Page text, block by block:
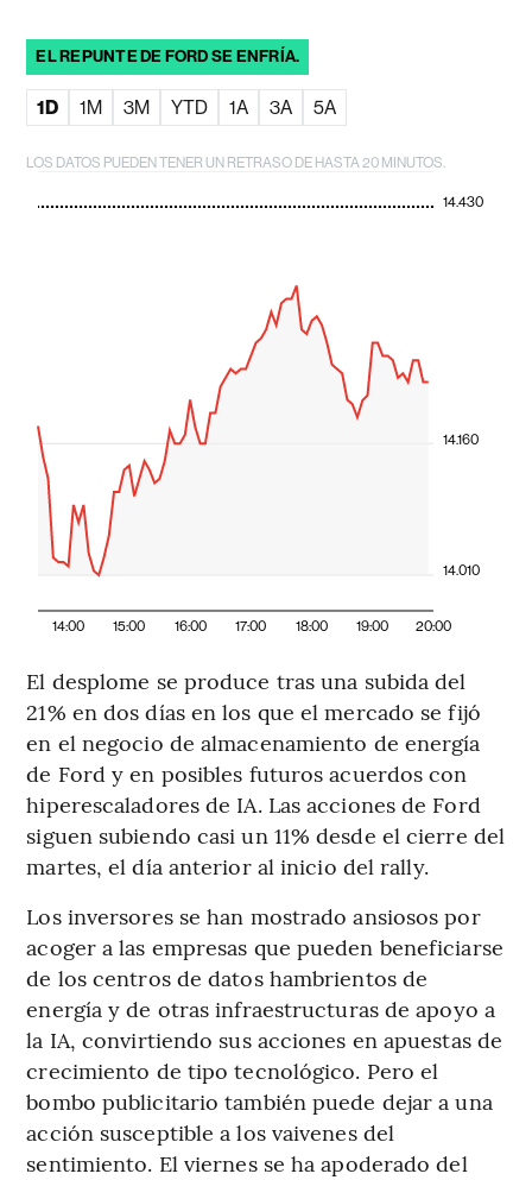
EL REPUNTE DE FORD SE ENFRÍA.
1D 1M 3M YTD 1A 3A 5A
LOS DATOS PUEDEN TENER UN RETRASO DE HASTA 20 MINUTOS.
14:00 15:00 16:00 17:00 18:00 19:00 20:00
14.010
14.160
14.430
El desplome se produce tras una subida del
21% en dos días en los que el mercado se fijó
en el negocio de almacenamiento de energía
de Ford y en posibles futuros acuerdos con
hiperescaladores de IA. Las acciones de Ford
siguen subiendo casi un 11% desde el cierre del
martes, el día anterior al inicio del rally.
Los inversores se han mostrado ansiosos por
acoger a las empresas que pueden beneficiarse
de los centros de datos hambrientos de
energía y de otras infraestructuras de apoyo a
la IA, convirtiendo sus acciones en apuestas de
crecimiento de tipo tecnológico. Pero el
bombo publicitario también puede dejar a una
acción susceptible a los vaivenes del
sentimiento. El viernes se ha apoderado del